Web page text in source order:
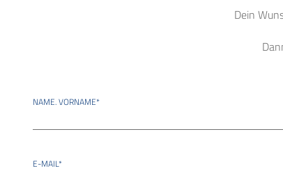
Dein
NAME. VORNAME*
E-MAIL*